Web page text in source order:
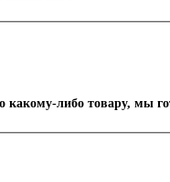
какому-либо товару, мы